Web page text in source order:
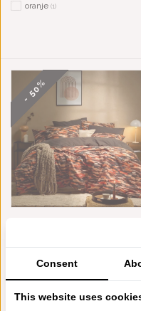
oranje (1)
- 50%
ROTHKO ORANGE RUST
(FLANEL) 240X220
Consent
This website uses